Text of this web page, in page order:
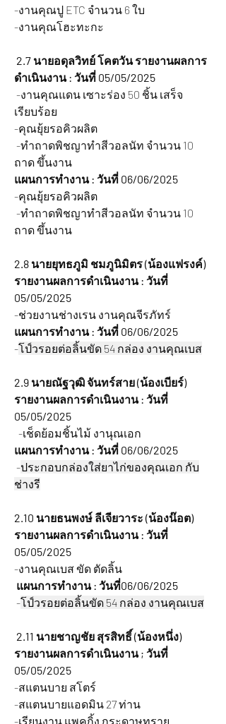
-งานคุณปู ETC จำนวน 6 ใบ
-งานคุณโฮะทะกะ
2.7 นายอดุลวิทย์ โคตวัน รายงานผลการ
ดำเนินงาน : วันที่ 05/05/2025
-งานคุณแดน เซาะร่อง 50 ชิ้น เสร็จ
เรียบร้อย
-คุณยุ้ยรอคิวผลิต
-ทำถาดพิชญาทำสีวอลนัท จำนวน 10
ถาด ขึ้นงาน
แผนการทำงาน : วันที่ 06/06/2025
-คุณยุ้ยรอคิวผลิต
-ทำถาดพิชญาทำสีวอลนัท จำนวน 10
ถาด ขึ้นงาน
2.8 นายยุทธภูมิ ชมภูนิมิตร (น้องแฟรงค์)
รายงานผลการดำเนินงาน : วันที่
05/05/2025
-ช่วยงานช่างเรน งานคุณจีรภัทร์
แผนการทำงาน : วันที่ 06/06/2025
-โป์วรอยต่อลิ้นขัด 54 กล่อง งานคุณเบส
2.9 นายณัฐวุฒิ จันทร์สาย (น้องเบียร์)
รายงานผลการดำเนินงาน : วันที่
05/05/2025
-เช็ดย้อมชิ้นไม้ งานุณเอก
แผนการทำงาน : วันที่ 06/06/2025
-ประกอบกล่องใส่ยาไก่ของคุณเอก กับ
ช่างรี
2.10 นายธนพงษ์ ลีเจียวาระ (น้องน๊อต)
รายงานผลการดำเนินงาน : วันที่
05/05/2025
-งานคุณเบส ขัด ตัดลิ้น
แผนการทำงาน : วันที่06/06/2025
-โป์วรอยต่อลิ้นขัด 54 กล่อง งานคุณเบส
2.11 นายชาญชัย สุรสิทธิ์ (น้องหนึ่ง)
รายงานผลการดำเนินงาน ; วันที่
05/05/2025
-สแตนบาย สโตร์
-สแตนบายแอดมิน 27 ท่าน
-เรียนงาน แพคกิ้ง กระดาษทราย